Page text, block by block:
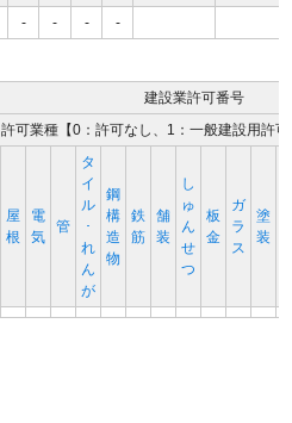
- - - -
建設業許可番号
許可業種【0：許可なし、1：一般建設用許
屋
根
電
気
管
タ
イ
ル
･
れ
ん
が
鋼
構
造
物
鉄
筋
舗
装
し
ゅ
ん
せ
つ
板
金
ガ
ラ
ス
塗
装